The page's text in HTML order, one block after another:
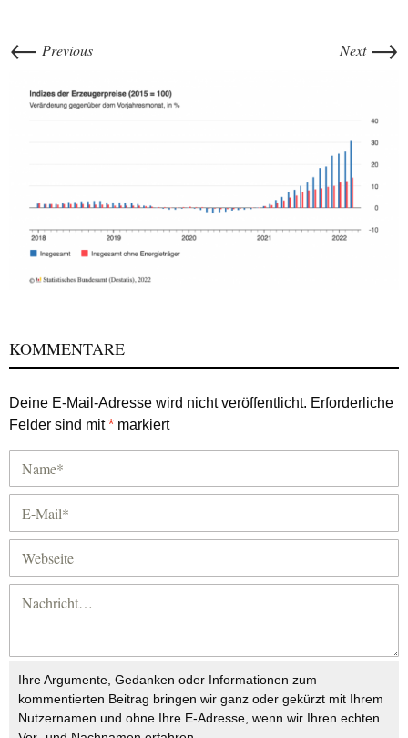
← Previous Next →
KOMMENTARE
Deine E-Mail-Adresse wird nicht veröffentlicht. Erforderliche
Felder sind mit* markiert
Ihre Argumente, Gedanken oder Informationen zum
kommentierten Beitrag bringen wir ganz oder gekürzt mit Ihrem
Nutzernamen und ohne Ihre E-Adresse, wenn wir Ihren echten